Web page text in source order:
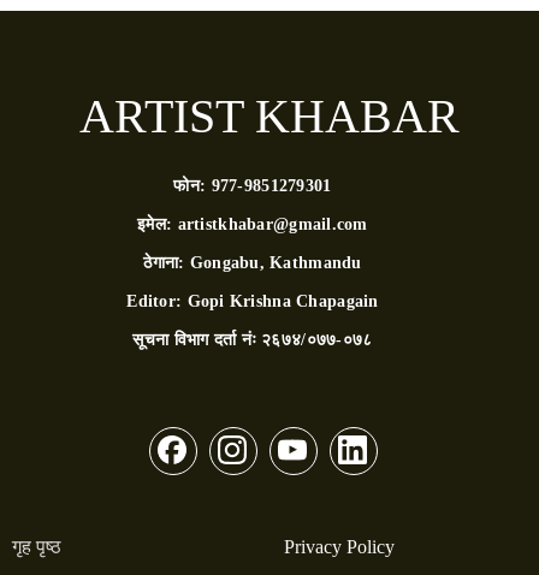
ARTIST KHABAR
फोन: 977-9851279301
इमेल: artistkhabar@gmail.com
ठेगाना: Gongabu, Kathmandu
Editor: Gopi Krishna Chapagain
सूचना विभाग दर्ता नंः २६७४/०७७-०७८
गृह पृष्ठ
Privacy Policy